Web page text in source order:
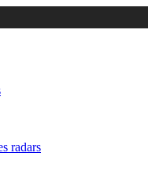
radars